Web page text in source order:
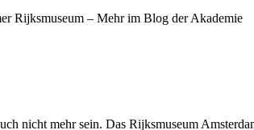
nicht mehr sein. Das Rijksmuseum